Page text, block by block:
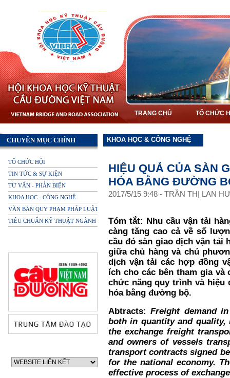
TRANG CHỦ TỔ CHỨC
CHUYÊN MỤC CHÍNH
TỔ CHỨC HỘI
TIN TỨC & SỰ KIỆN
TƯ VẤN - PHẢN BIỆN
KHOA HOC - CÔNG NGHỆ
VĂN BẢN QUY PHẠM PHÁP LUẬT
TIÊU CHUẨN KỸ THUẬT NGÀNH
KHOA HỌC & CÔNG NGHỆ
HIỆU QUẢ CỦA SÀN
HÓA BẰNG ĐƯỜNG
2017/5/15 9:48- TRẦN THỊ LAN
Tóm tắt: Nhu cầu vận tải
càng tăng cao cả về số
cầu đó sàn giao dịch vận tải
giữa chủ hàng và chủ
dịch vận tải các hợp đồng
ích cho các bên tham gia
chức năng quy trình và hiệu
hóa bằng đường bộ.
Abtracts: Freight demand
both in quantity and quality,
the exchange freight
and owners of vessels
transport contracts signed
for the national economy.
effective process of